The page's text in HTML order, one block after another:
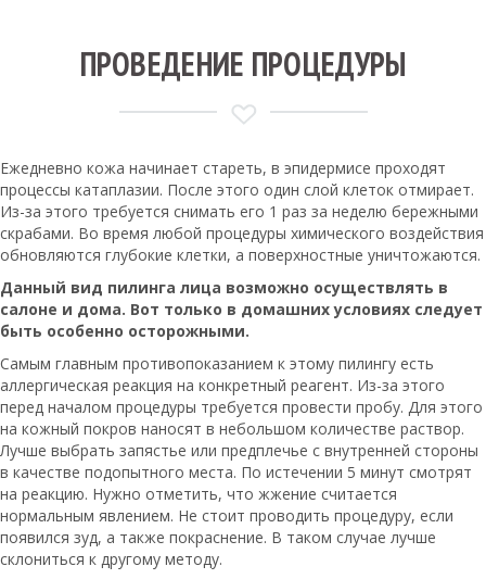
ПРОВЕДЕНИЕ ПРОЦЕДУРЫ
Ежедневно кожа начинает стареть, в эпидермисе проходят
процессы катаплазии. После этого один слой клеток отмирает.
Из-за этого требуется снимать его 1 раз за неделю бережными
скрабами. Во время любой процедуры химического воздействия
обновляются глубокие клетки, а поверхностные уничтожаются.
Данный вид пилинга лица возможно осуществлять в
салоне и дома. Вот только в домашних условиях следует
быть особенно осторожными.
Самым главным противопоказанием к этому пилингу есть
аллергическая реакция на конкретный реагент. Из-за этого
перед началом процедуры требуется провести пробу. Для этого
на кожный покров наносят в небольшом количестве раствор.
Лучше выбрать запястье или предплечье с внутренней стороны
в качестве подопытного места. По истечении 5 минут смотрят
на реакцию. Нужно отметить, что жжение считается
нормальным явлением. Не стоит проводить процедуру, если
появился зуд, а также покраснение. В таком случае лучше
склониться к другому методу.